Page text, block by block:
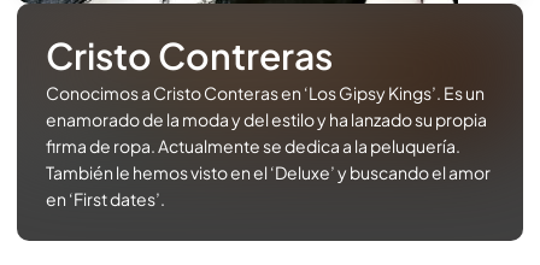
Cristo Contreras
Conocimos a Cristo Conteras en ‘Los Gipsy Kings’. Es un
enamorado de la moda y del estilo y ha lanzado su propia
firma de ropa. Actualmente se dedica a la peluquería.
También le hemos visto en el ‘Deluxe’ y buscando el amor
en ‘First dates’.